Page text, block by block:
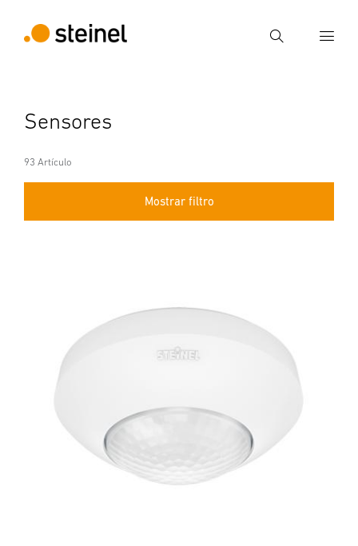
Búsqueda
Búsqueda
Sensores
93 Artículo
Mostrar filtro